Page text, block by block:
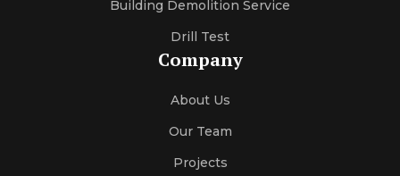
Building Demolition Service
Drill Test
Company
About Us
Our Team
Projects